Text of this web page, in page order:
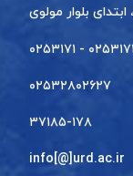
بلوار مولوی
- ۰۲۵۳۱۷۱
۰۲۵۳۲۸۰۲۶۲۷
۳۷۱۸۵-۱۷۸
info[@]urd.ac.ir